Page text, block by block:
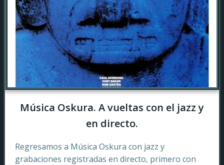
Música Oskura. A vueltas con el jazz y
en directo.
Regresamos a Música Oskura con jazz y
grabaciones registradas en directo, primero con